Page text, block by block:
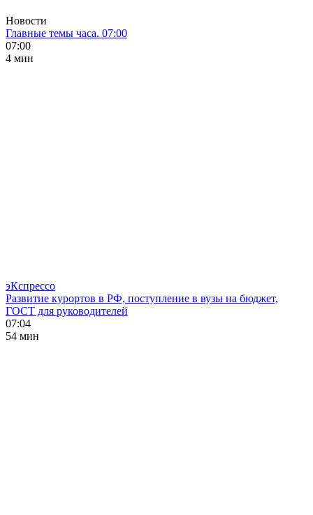
Новости
Главные темы часа. 07:00
07:00
4 мин
эКспрессо
Развитие курортов в РФ, поступление в вузы на бюджет,
ГОСТ для руководителей
07:04
54 мин